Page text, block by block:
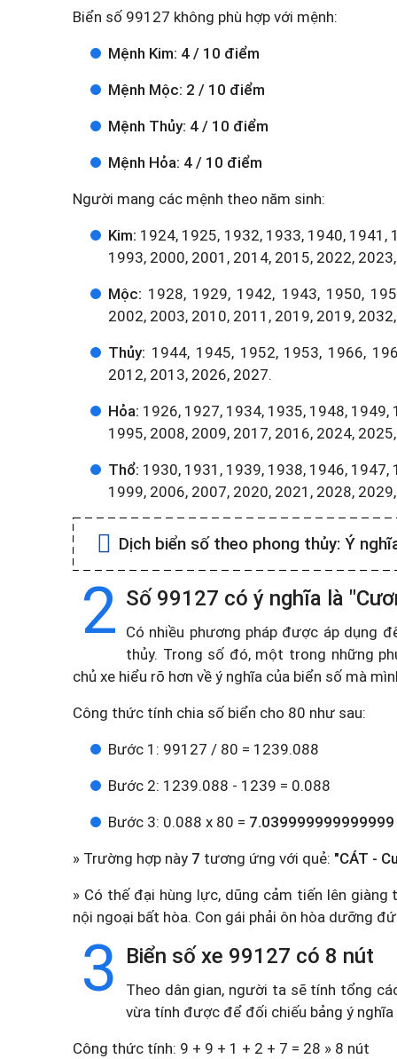
Biển số 99127 không phù hợp với mệnh:
Mệnh Kim: 4 / 10 điểm
Mệnh Mộc: 2 / 10 điểm
Mệnh Thủy: 4 / 10 điểm
Mệnh Hỏa: 4 / 10 điểm
Người mang các mệnh theo năm sinh:
Kim: 1924, 1925, 1932, 1933, 1940, 1941,
1993, 2000, 2001, 2014, 2015, 2022,
Mộc: 1928, 1929, 1942, 1943, 1950,
2002, 2003, 2010, 2011, 2019, 2019,
Thủy: 1944, 1945, 1952, 1953, 1966,
2012, 2013, 2026, 2027.
Hỏa: 1926, 1927, 1934, 1935, 1948,
1995, 2008, 2009, 2017, 2016, 2024,
Thổ: 1930, 1931, 1939, 1938, 1946,
1999, 2006, 2007, 2020, 2021, 2028,
Dịch biển số theo phong thủy: Ý
2 Số 99127 có ý nghĩa là
Có nhiều phương pháp được áp dụng
thủy. Trong số đó, một trong những
chủ xe hiểu rõ hơn về ý nghĩa của biển số mà
Công thức tính chia số biển cho 80 như sau:
Bước 1: 99127 / 80 = 1239.088
Bước 2: 1239.088 - 1239 = 0.088
Bước 3: 0.088 x 80 = 7.039999999999999
» Trường hợp này 7 tương ứng với quẻ: "CÁT -
» Có thế đại hùng lực, dũng cảm tiến lên
nội ngoại bất hòa. Con gái phải ôn hòa dưỡng
3 Biển số xe 99127 có 8 nút
Theo dân gian, người ta sẽ tính tổng
vừa tính được để đối chiếu bảng ý
Công thức tính: 9 + 9 + 1 + 2 + 7 = 28 » 8 nút